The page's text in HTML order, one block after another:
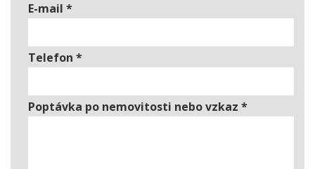
E-mail *
Telefon *
Poptávka po nemovitosti nebo vzkaz *